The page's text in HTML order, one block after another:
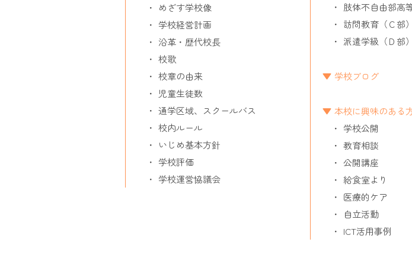
めざす学校像
学校経営計画
沿革・歴代校長
校歌
校章の由来
児童生徒数
通学区域、スクールバス
校内ルール
いじめ基本方針
学校評価
学校運営協議会
肢体不自由部高
訪問教育（Ｃ部）
派遣学級（Ｄ部）
学校ブログ
本校に興味のある
学校公開
教育相談
公開講座
給食室より
医療的ケア
自立活動
ICT活用事例